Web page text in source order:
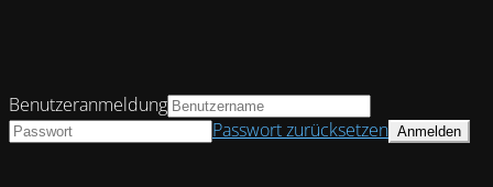
Benutzeranmeldung
Passwort zurücksetzen